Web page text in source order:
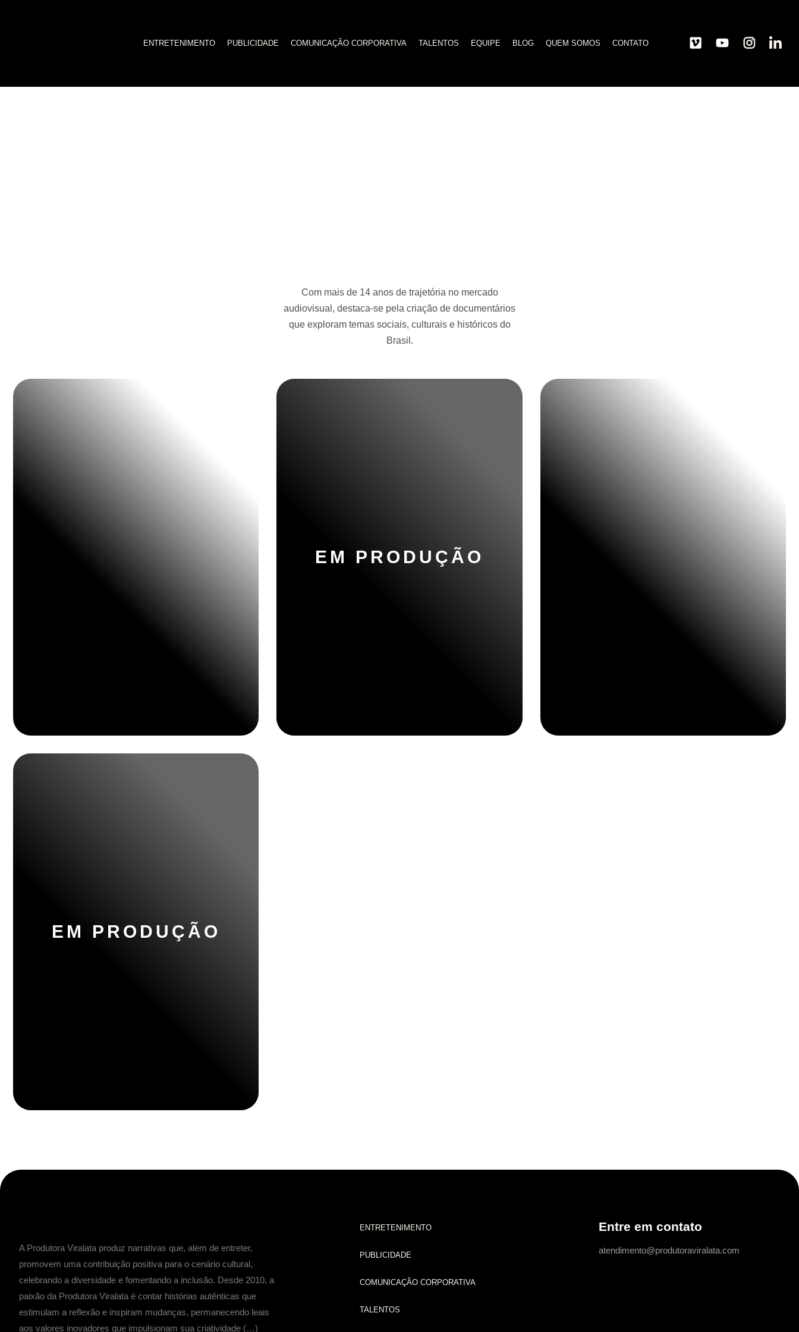
ENTRETENIMENTO PUBLICIDADE COMUNICAÇÃO CORPORATIVA TALENTOS EQUIPE BLOG QUEM SOMOS CONTATO
Com mais de 14 anos de trajetória no mercado
audiovisual, destaca-se pela criação de documentários
que exploram temas sociais, culturais e históricos do
Brasil.
EM PRODUÇÃO
EM PRODUÇÃO
A Produtora Viralata produz narrativas que, além de entreter,
promovem uma contribuição positiva para o cenário cultural,
celebrando a diversidade e fomentando a inclusão. Desde 2010, a
paixão da Produtora Viralata é contar histórias autênticas que
estimulam a reflexão e inspiram mudanças, permanecendo leais
aos valores inovadores que impulsionam sua criatividade (…)
ENTRETENIMENTO
PUBLICIDADE
COMUNICAÇÃO CORPORATIVA
TALENTOS
Entre em contato
atendimento@produtoraviralata.com